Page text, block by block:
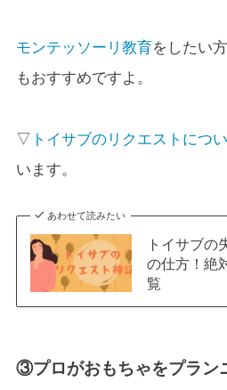
モンテッソーリ教育 をしたい方
もおすすめですよ。
▽ トイサブのリクエストにつ
います。
あわせて読みたい
トイサブの
の仕方！絶
覧
③プロがおもちゃをプラン